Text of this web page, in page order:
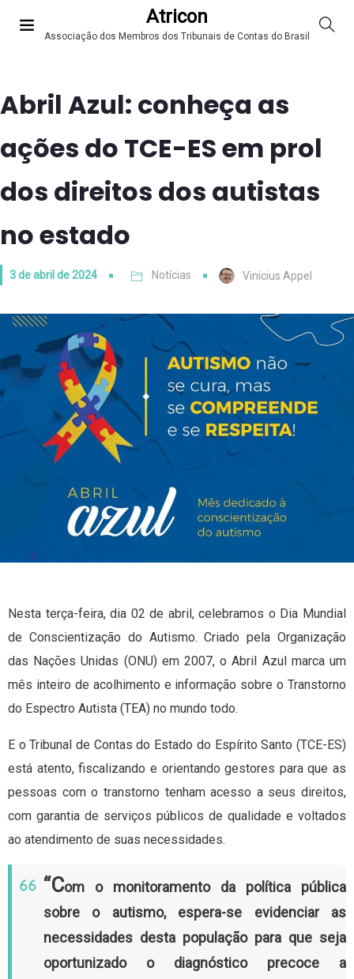
Atricon
Associação dos Membros dos Tribunais de Contas do Brasil
Abril Azul: conheça as
ações do TCE-ES em prol
dos direitos dos autistas
no estado
3 de abril de 2024 Notícias Vinicius Appel
Nesta terça-feira, dia 02 de abril, celebramos o Dia Mundial
de Conscientização do Autismo. Criado pela Organização
das Nações Unidas (ONU) em 2007, o Abril Azul marca um
mês inteiro de acolhimento e informação sobre o Transtorno
do Espectro Autista (TEA) no mundo todo.
E o Tribunal de Contas do Estado do Espírito Santo (TCE-ES)
está atento, fiscalizando e orientando gestores para que as
pessoas com o transtorno tenham acesso a seus direitos,
com garantia de serviços públicos de qualidade e voltados
ao atendimento de suas necessidades.
“Com o monitoramento da política pública
sobre o autismo, espera-se evidenciar as
necessidades desta população para que seja
oportunizado o diagnóstico precoce a